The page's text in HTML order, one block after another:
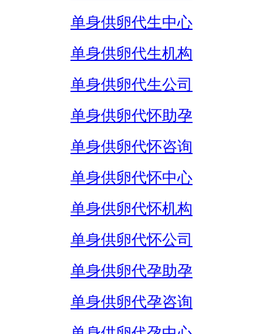
单身供卵代生中心
单身供卵代生机构
单身供卵代生公司
单身供卵代怀助孕
单身供卵代怀咨询
单身供卵代怀中心
单身供卵代怀机构
单身供卵代怀公司
单身供卵代孕助孕
单身供卵代孕咨询